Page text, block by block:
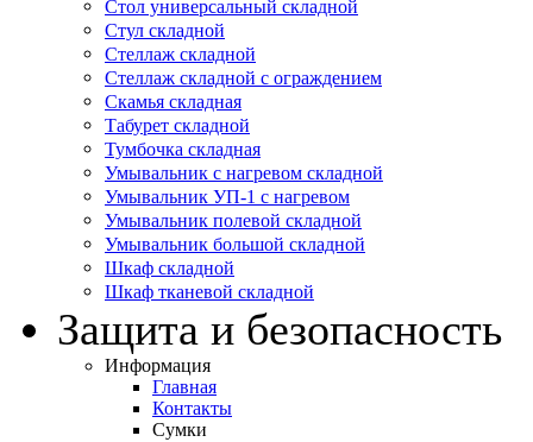
Стол универсальный складной
Стул складной
Стеллаж складной
Стеллаж складной с ограждением
Скамья складная
Табурет складной
Тумбочка складная
Умывальник с нагревом складной
Умывальник УП-1 с нагревом
Умывальник полевой складной
Умывальник большой складной
Шкаф складной
Шкаф тканевой складной
Защита и безопасность
Информация
Главная
Контакты
Сумки